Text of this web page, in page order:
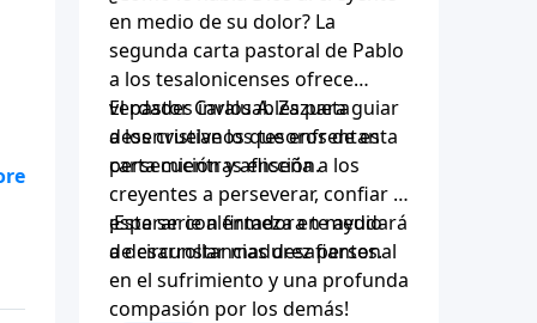
en medio de su dolor? La
segunda carta pastoral de Pablo
a los tesalonicenses ofrece
verdades invaluables para guiar
a los cristianos que enfrentan
persecución y aflicción.
El pastor Carlos A. Zazueta
desenvuelve los tesoros de esta
carta mientras enseña a los
creyentes a perseverar, confiar y
esperar con firmeza en medio
de circunstancias desafiantes.
¡Esta serie alentadora te ayudará
a desarrollar madurez personal
en el sufrimiento y una profunda
compasión por los demás!